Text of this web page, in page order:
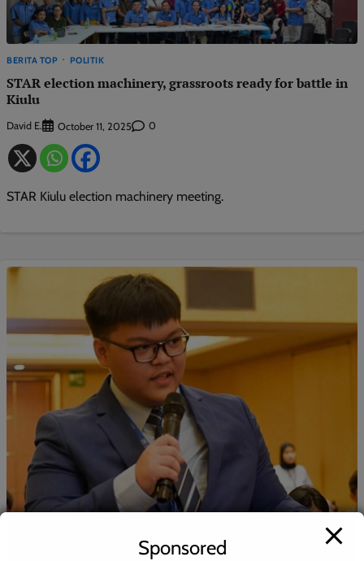
BERITA TOP POLITIK
STAR election machinery, grassroots ready for battle in
Kiulu
David E. October 11, 2025 0
STAR Kiulu election machinery meeting.
Sponsored